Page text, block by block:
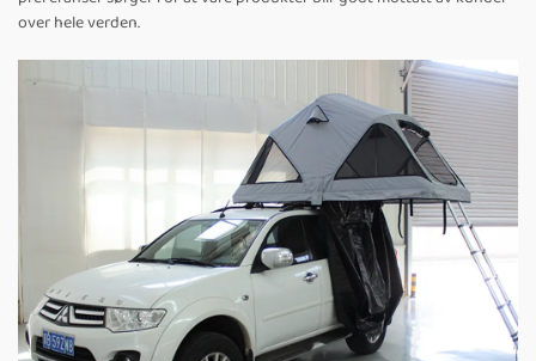
over hele verden.